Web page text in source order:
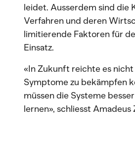
leidet. Ausserdem sind die
Verfahren und deren
limitierende Faktoren für
Einsatz.
«In Zukunft reichte es
Symptome zu bekämpfen
müssen die Systeme
lernen», schliesst Amadeus